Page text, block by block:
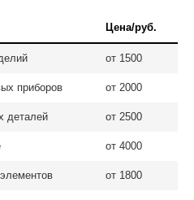
Цена/руб.
от 1500
приборов от 2000
деталей от 2500
от 4000
от 1800